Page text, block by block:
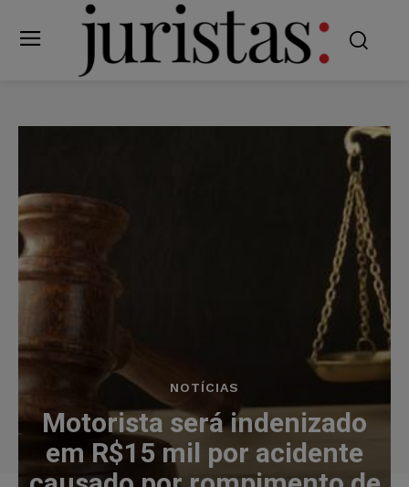
NOTÍCIAS
Motorista será indenizado
em R$15 mil por acidente